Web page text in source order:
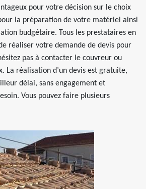
pour votre décision sur le choix
la préparation de votre matériel ainsi
budgétaire. Tous les prestataires en
réaliser votre demande de devis pour
pas à contacter le couvreur ou
La réalisation d’un devis est gratuite,
délai, sans engagement et
Vous pouvez faire plusieurs